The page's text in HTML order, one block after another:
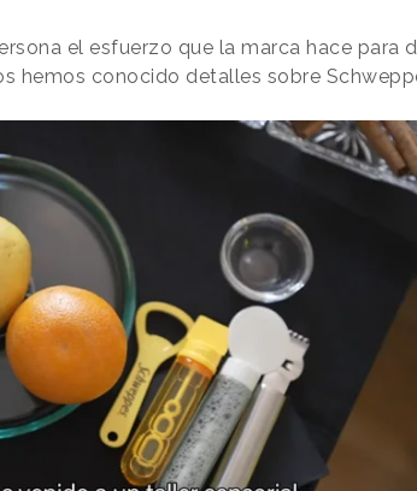
el esfuerzo que la marca hace para
hemos conocido detalles sobre